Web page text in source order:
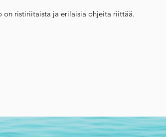
on ristiriitaista ja erilaisia ohjeita riittää.